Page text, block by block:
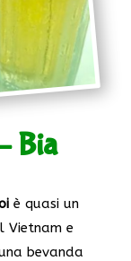
Bia
è quasi un
Vietnam e
bevanda